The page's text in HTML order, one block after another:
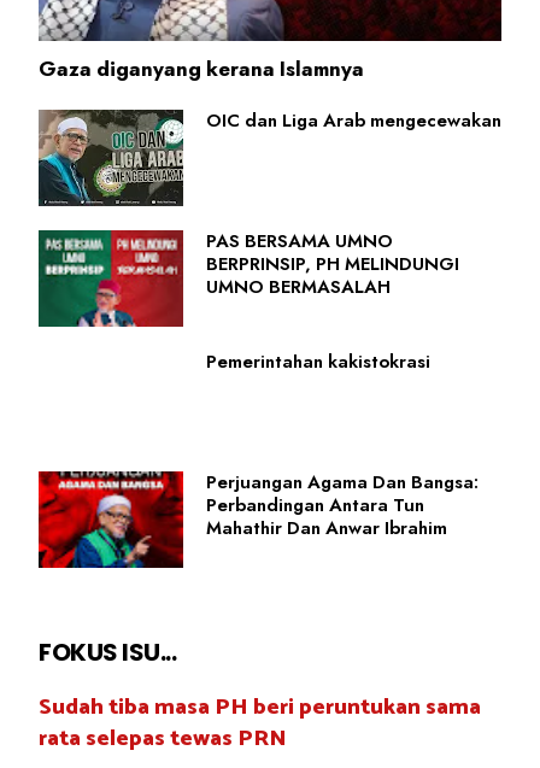
Gaza diganyang kerana Islamnya
OIC dan Liga Arab mengecewakan
PAS BERSAMA UMNO
BERPRINSIP, PH MELINDUNGI
UMNO BERMASALAH
Pemerintahan kakistokrasi
Perjuangan Agama Dan Bangsa:
Perbandingan Antara Tun
Mahathir Dan Anwar Ibrahim
FOKUS ISU...
Sudah tiba masa PH beri peruntukan sama
rata selepas tewas PRN